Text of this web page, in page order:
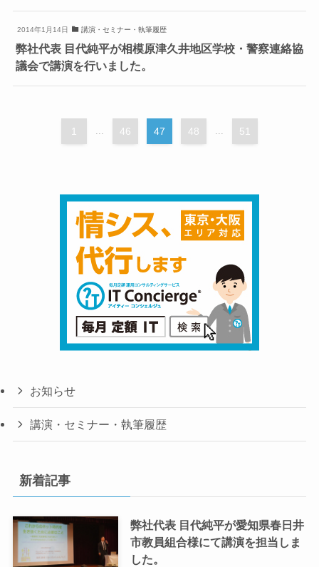
2014年1月14日 講演・セミナー・執筆履歴
弊社代表 目代純平が相模原津久井地区学校・警察連絡協
議会で講演を行いました。
1 46 47 48 51
お知らせ
講演・セミナー・執筆履歴
新着記事
弊社代表 目代純平が愛知県春日井
市教員組合様にて講演を担当しま
した。